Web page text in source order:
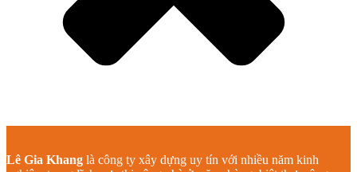
Lê Gia Khang là công ty xây dựng uy tín với nhiều năm kinh